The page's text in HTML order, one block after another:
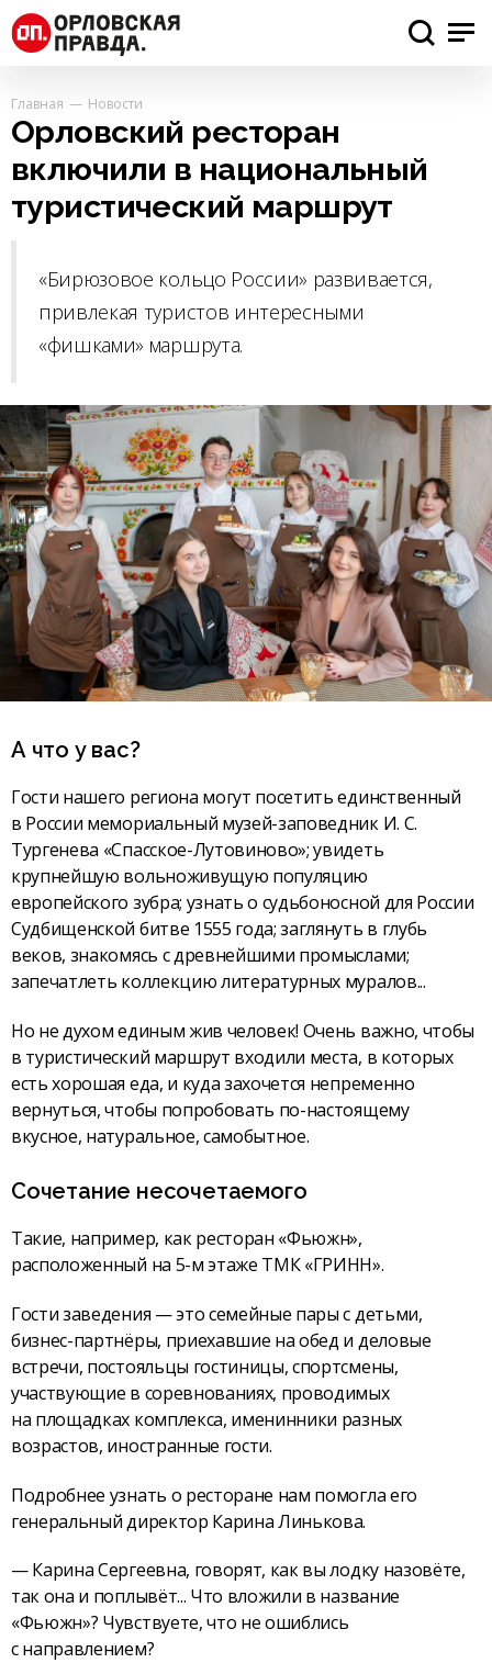
Главная Новости
Орловский ресторан
включили в национальный
туристический маршрут
«Бирюзовое кольцо России» развивается,
привлекая туристов интересными
«фишками» маршрута.
А что у вас?
Гости нашего региона могут посетить единственный
в России мемориальный музей-заповедник И. С.
Тургенева «Спасское-Лутовиново»; увидеть
крупнейшую вольноживущую популяцию
европейского зубра; узнать о судьбоносной для России
Судбищенской битве 1555 года; заглянуть в глубь
веков, знакомясь с древнейшими промыслами;
запечатлеть коллекцию литературных муралов...
Но не духом единым жив человек! Очень важно, чтобы
в туристический маршрут входили места, в которых
есть хорошая еда, и куда захочется непременно
вернуться, чтобы попробовать по-настоящему
вкусное, натуральное, самобытное.
Сочетание несочетаемого
Такие, например, как ресторан «Фьюжн»,
расположенный на 5-м этаже ТМК «ГРИНН».
Гости заведения — это семейные пары с детьми,
бизнес-партнёры, приехавшие на обед и деловые
встречи, постояльцы гостиницы, спортсмены,
участвующие в соревнованиях, проводимых
на площадках комплекса, именинники разных
возрастов, иностранные гости.
Подробнее узнать о ресторане нам помогла его
генеральный директор Карина Линькова.
— Карина Сергеевна, говорят, как вы лодку назовёте,
так она и поплывёт... Что вложили в название
«Фьюжн»? Чувствуете, что не ошиблись
с направлением?